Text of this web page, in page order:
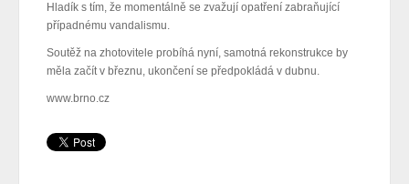
Hladík s tím, že momentálně se zvažují opatření zabraňující
případnému vandalismu.
Soutěž na zhotovitele probíhá nyní, samotná rekonstrukce by
měla začít v březnu, ukončení se předpokládá v dubnu.
www.brno.cz